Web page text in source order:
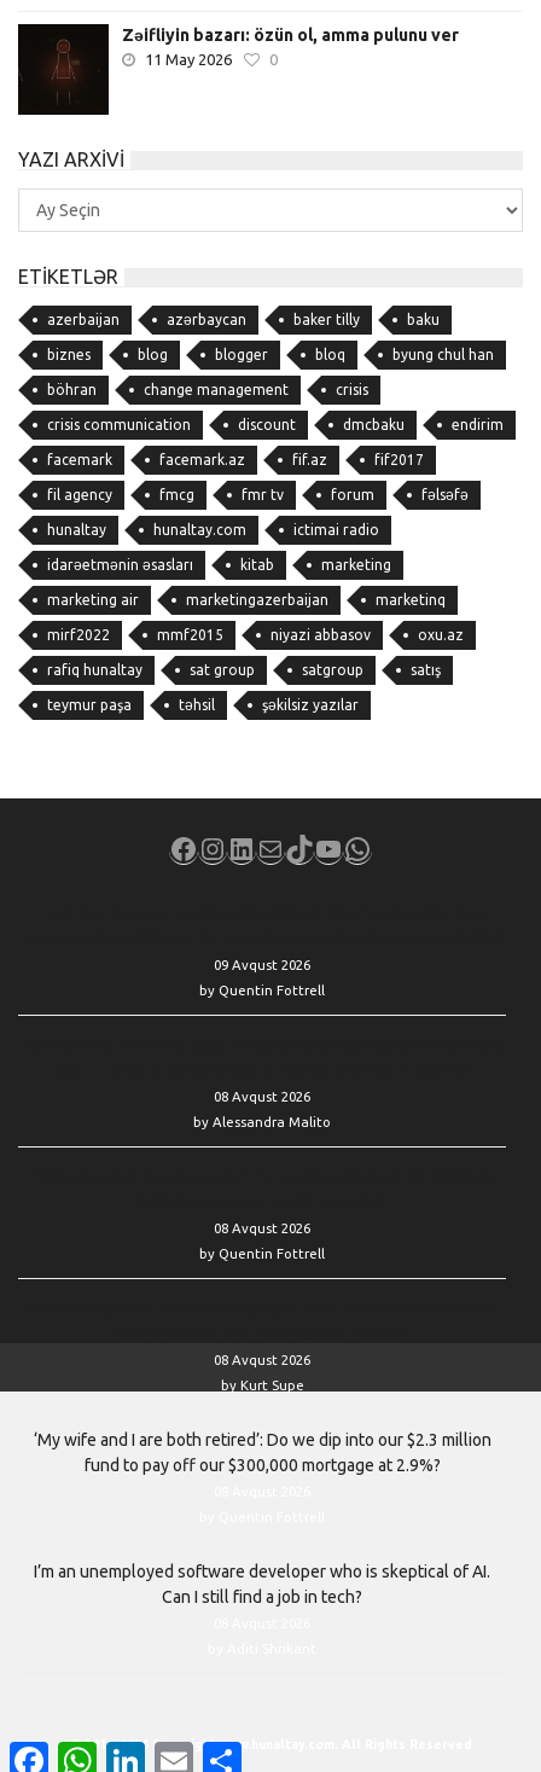
Zəifliyin bazarı: özün ol, amma pulunu ver
11 May 2026 0
YAZI ARXIVI
Yazı
Arxivi
ETIKETLƏR
azerbaijan azərbaycan baker tilly baku
biznes blog blogger bloq byung chul han
böhran change management crisis
crisis communication discount dmcbaku endirim
facemark facemark.az fif.az fif2017
fil agency fmcg fmr tv forum fəlsəfə
hunaltay hunaltay.com ictimai radio
idarəetmənin əsasları kitab marketing
marketing air marketingazerbaijan marketinq
mirf2022 mmf2015 niyazi abbasov oxu.az
rafiq hunaltay sat group satgroup satış
teymur paşa təhsil şəkilsiz yazılar
Facebook
Instagram
LinkedIn
MailTikTok
YouTube
WhatsApp
09 Avqust 2026
by Quentin Fottrell
08 Avqust 2026
by Alessandra Malito
08 Avqust 2026
by Quentin Fottrell
08 Avqust 2026
by Kurt Supe
‘My wife and I are both retired’: Do we dip into our $2.3 million
fund to pay off our $300,000 mortgage at 2.9%?
I’m an unemployed software developer who is skeptical of AI.
Can I still find a job in tech?
© 2011–2026 Copyright www.hunaltay.com. All Rights Reserved
FacebookWhatsAppLinkedInEmail